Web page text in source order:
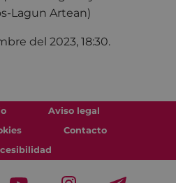
Lagun Artean)
del 2023, 18:30.
Aviso legal
Contacto